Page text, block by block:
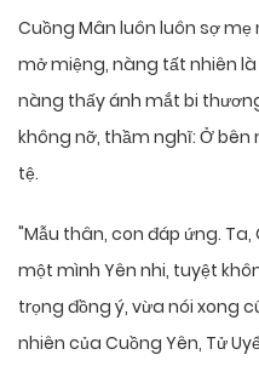
Cuồng Mân luôn luôn sợ
mở miệng, nàng tất nhiên
nàng thấy ánh mắt bi
không nỡ, thầm nghĩ: Ở
tệ.
"Mẫu thân, con đáp ứng.
một mình Yên nhi, tuyệt
trọng đồng ý, vừa nói xong
nhiên của Cuồng Yên, Tử